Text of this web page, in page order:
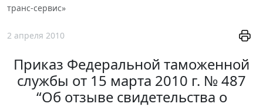
транс-сервис»
2 апреля 2010
Приказ Федеральной таможенной
службы от 15 марта 2010 г. № 487
“Об отзыве свидетельства о